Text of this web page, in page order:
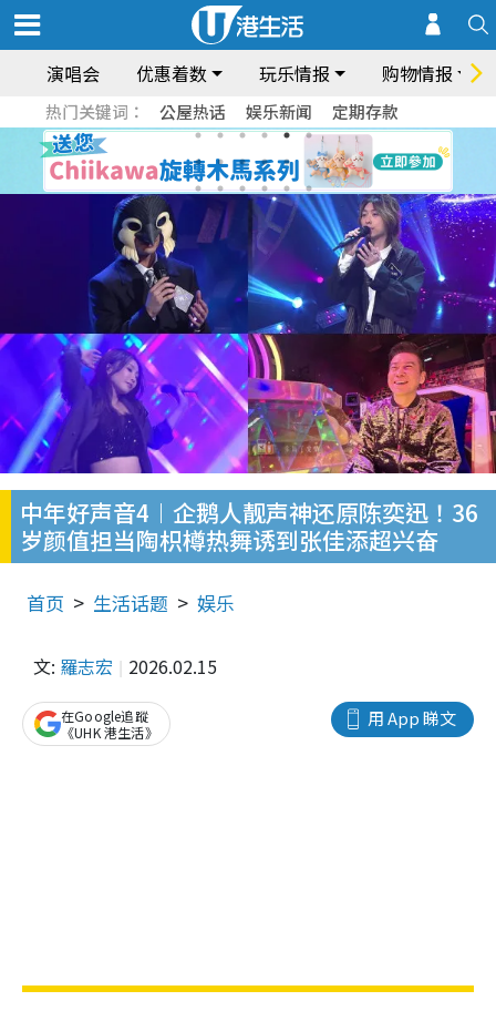
演唱会 优惠着数 玩乐情报 购物情报
热门关键词： 公屋热话 娱乐新闻 定期存款
中年好声音4︱企鹅人靓声神还原陈奕迅！36
岁颜值担当陶枳樽热舞诱到张佳添超兴奋
首页 生活话题 娱乐
文: 羅志宏 2026.02.15
用 App 睇文
在Google追蹤
《UHK 港生活》